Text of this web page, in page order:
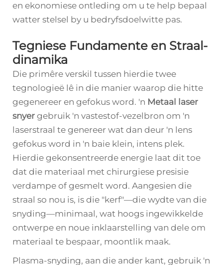
en ekonomiese ontleding om u te help bepaal
watter stelsel by u bedryfsdoelwitte pas.
Tegniese Fundamente en Straal-
dinamika
Die primêre verskil tussen hierdie twee
tegnologieë lê in die manier waarop die hitte
gegenereer en gefokus word. 'n Metaal laser
snyer gebruik 'n vastestof-vezelbron om 'n
laserstraal te genereer wat dan deur 'n lens
gefokus word in 'n baie klein, intens plek.
Hierdie gekonsentreerde energie laat dit toe
dat die materiaal met chirurgiese presisie
verdampe of gesmelt word. Aangesien die
straal so nou is, is die "kerf"—die wydte van die
snyding—minimaal, wat hoogs ingewikkelde
ontwerpe en noue inklaarstelling van dele om
materiaal te bespaar, moontlik maak.
Plasma-snyding, aan die ander kant, gebruik 'n